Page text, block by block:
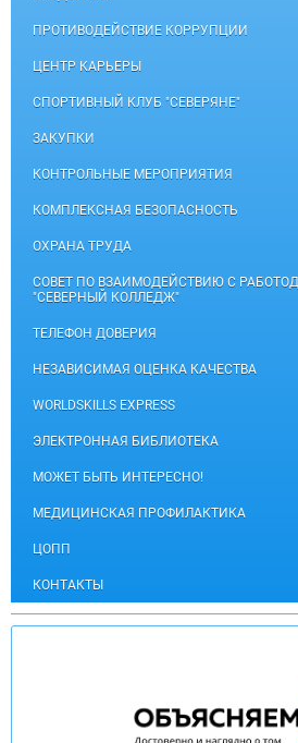
ПРОТИВОДЕЙСТВИЕ КОРРУПЦИИ
ЦЕНТР КАРЬЕРЫ
СПОРТИВНЫЙ КЛУБ "СЕВЕРЯНЕ"
ЗАКУПКИ
КОНТРОЛЬНЫЕ МЕРОПРИЯТИЯ
КОМПЛЕКСНАЯ БЕЗОПАСНОСТЬ
ОХРАНА ТРУДА
СОВЕТ ПО ВЗАИМОДЕЙСТВИЮ С
"СЕВЕРНЫЙ КОЛЛЕДЖ"
ТЕЛЕФОН ДОВЕРИЯ
НЕЗАВИСИМАЯ ОЦЕНКА КАЧЕСТВА
WORLDSKILLS EXPRESS
ЭЛЕКТРОННАЯ БИБЛИОТЕКА
МОЖЕТ БЫТЬ ИНТЕРЕСНО!
МЕДИЦИНСКАЯ ПРОФИЛАКТИКА
ЦОПП
КОНТАКТЫ